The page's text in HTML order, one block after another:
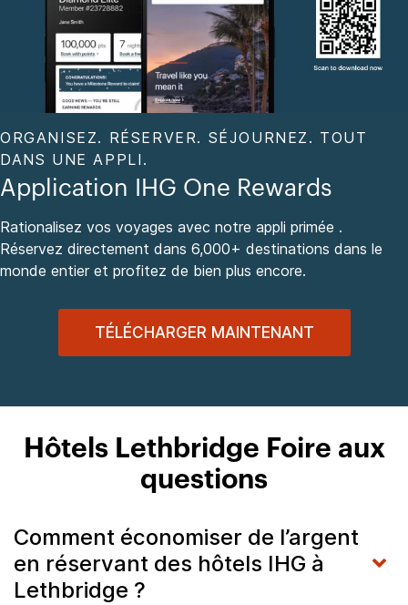
ORGANISEZ. RÉSERVER. SÉJOURNEZ. TOUT
DANS UNE APPLI.
Application IHG One Rewards
Rationalisez vos voyages avec notre appli primée .
Réservez directement dans 6,000+ destinations dans le
monde entier et profitez de bien plus encore.
TÉLÉCHARGER MAINTENANT
Hôtels Lethbridge Foire aux
questions
Comment économiser de l’argent
en réservant des hôtels IHG à
Lethbridge ?